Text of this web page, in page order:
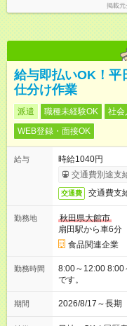
掲載元
給与即払いOK！平
仕分け作業
派遣 職種未経験OK 社会
WEB登録・面接OK
給与
時給1040円
交通費別途支
交通費 交通費支
勤務地
秋田県大館市
扇田駅から車6分
食品関連企業
勤務時間
8:00～12:00 8:00～16:30 ※表記のうち実働4
です。
期間 2026/8/17～長期